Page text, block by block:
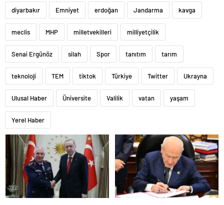
diyarbakır Emniyet erdoğan Jandarma kavga
meclis MHP milletvekilleri milliyetçilik
Senai Ergünöz silah Spor tanıtım tarım
teknoloji TEM tiktok Türkiye Twitter Ukrayna
Ulusal Haber Üniversite Valilik vatan yaşam
Yerel Haber